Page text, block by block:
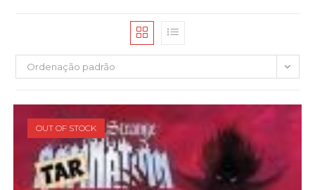
Ordenação padrão
OUT OF STOCK